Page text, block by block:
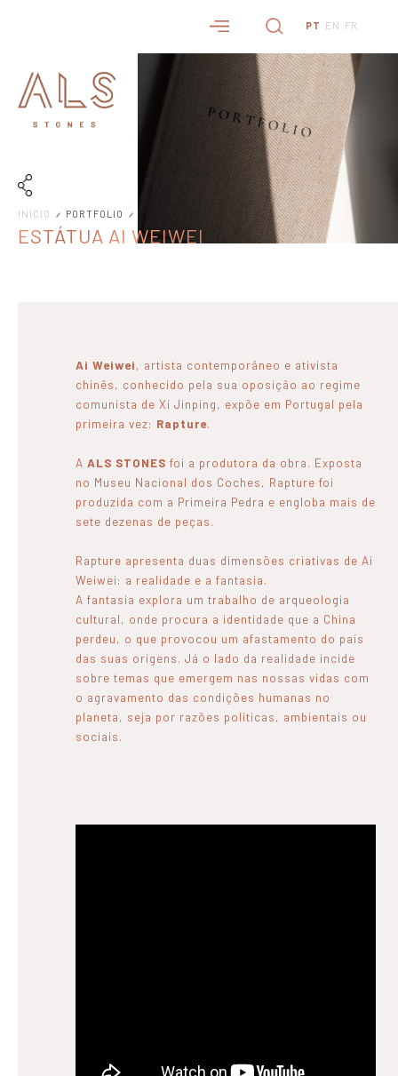
PT EN FR
INÍCIO PORTFOLIO
ESTÁTUA AI WEIWEI
Ai Weiwei, artista contemporâneo e ativista
chinês, conhecido pela sua oposição ao regime
comunista de Xi Jinping, expõe em Portugal pela
primeira vez: Rapture.
A ALS STONES foi a produtora da obra. Exposta
no Museu Nacional dos Coches, Rapture foi
produzida com a Primeira Pedra e engloba mais de
sete dezenas de peças.
Rapture apresenta duas dimensões criativas de Ai
Weiwei: a realidade e a fantasia.
A fantasia explora um trabalho de arqueologia
cultural, onde procura a identidade que a China
perdeu, o que provocou um afastamento do país
das suas origens. Já o lado da realidade incide
sobre temas que emergem nas nossas vidas com
o agravamento das condições humanas no
planeta, seja por razões políticas, ambientais ou
sociais.